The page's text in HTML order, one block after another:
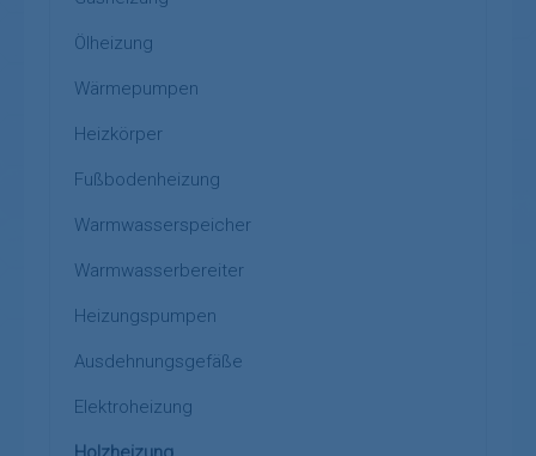
Ölheizung
Wärmepumpen
Heizkörper
Fußbodenheizung
Warmwasserspeicher
Warmwasserbereiter
Heizungspumpen
Ausdehnungsgefäße
Elektroheizung